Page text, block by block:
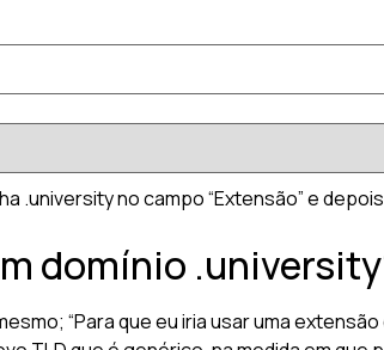
.university no campo “Extensão” e
domínio
“Para que eu iria usar uma